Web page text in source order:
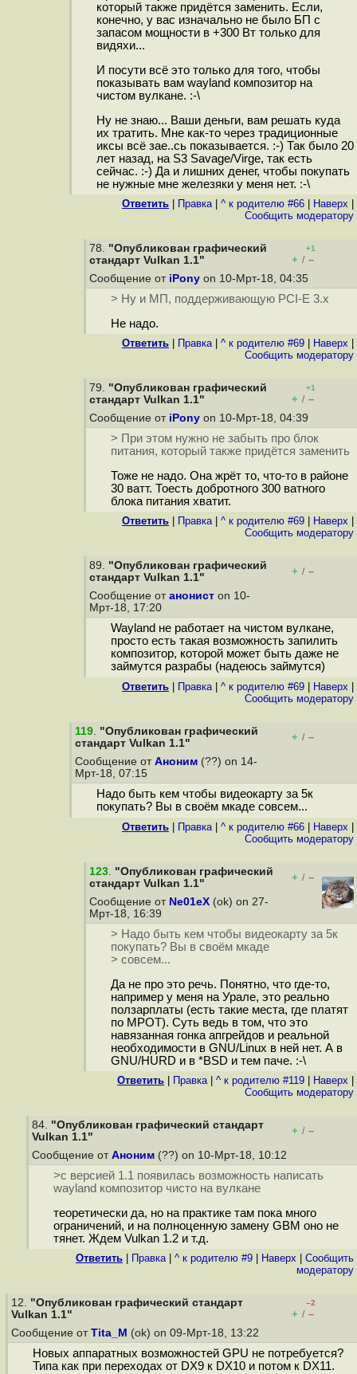
который также придётся заменить. Если,
конечно, у вас изначально не было БП с
запасом мощности в +300 Вт только для
видяхи...
И посути всё это только для того, чтобы
показывать вам wayland композитор на
чистом вулкане. :-\
Ну не знаю... Ваши деньги, вам решать куда
их тратить. Мне как-то через традиционные
иксы всё зае..сь показывается. :-) Так было 20
лет назад, на S3 Savage/Virge, так есть
сейчас. :-) Да и лишних денег, чтобы покупать
не нужные мне железяки у меня нет. :-\
Ответить Правка| ^ к родителю #66 Наверх
Cообщить модератору
78. "Опубликован графический
стандарт Vulkan 1.1"
+1
+ / –
Сообщение от iPony on 10-Мрт-18, 04:35
> Ну и МП, поддерживающую PCI-E 3.x
Не надо.
Ответить Правка| ^ к родителю #69 Наверх
Cообщить модератору
79. "Опубликован графический
стандарт Vulkan 1.1"
+1
+ / –
Сообщение от iPony on 10-Мрт-18, 04:39
> При этом нужно не забыть про блок
питания, который также придётся заменить
Тоже не надо. Она жрёт то, что-то в районе
30 ватт. Тоесть добротного 300 ватного
блока питания хватит.
Ответить Правка| ^ к родителю #69 Наверх
Cообщить модератору
89. "Опубликован графический
стандарт Vulkan 1.1"
+ / –
Сообщение от анонист on 10-
Мрт-18, 17:20
Wayland не работает на чистом вулкане,
просто есть такая возможность запилить
композитор, которой может быть даже не
займутся разрабы (надеюсь займутся)
Ответить Правка| ^ к родителю #69 Наверх
Cообщить модератору
119. "Опубликован графический
стандарт Vulkan 1.1"
+ / –
Сообщение от Аноним (??) on 14-
Мрт-18, 07:15
Надо быть кем чтобы видеокарту за 5к
покупать? Вы в своём мкаде совсем...
Ответить Правка| ^ к родителю #66 Наверх
Cообщить модератору
123. "Опубликован графический
стандарт Vulkan 1.1"
+ / –
Сообщение от Ne01eX (ok) on 27-
Мрт-18, 16:39
> Надо быть кем чтобы видеокарту за 5к
покупать? Вы в своём мкаде
> совсем...
Да не про это речь. Понятно, что где-то,
например у меня на Урале, это реально
ползарплаты (есть такие места, где платят
по МРОТ). Суть ведь в том, что это
навязанная гонка апгрейдов и реальной
необходимости в GNU/Linux в ней нет. А в
GNU/HURD и в *BSD и тем паче. :-\
Ответить Правка| ^ к родителю #119 Наверх
Cообщить модератору
84. "Опубликован графический стандарт
Vulkan 1.1"
+ / –
Сообщение от Аноним (??) on 10-Мрт-18, 10:12
>с версией 1.1 появилась возможность написать
wayland композитор чисто на вулкане
теоретически да, но на практике там пока много
ограничений, и на полноценную замену GBM оно не
тянет. Ждем Vulkan 1.2 и т.д.
Ответить Правка| ^ к родителю #9 Наверх
Cообщить
модератору
12. "Опубликован графический стандарт
Vulkan 1.1"
–2
+ / –
Сообщение от Tita_M (ok) on 09-Мрт-18, 13:22
Новых аппаратных возможностей GPU не потребуется?
Типа как при переходах от DX9 к DX10 и потом к DX11.